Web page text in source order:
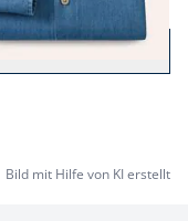
Weiter
Bild mit Hilfe von KI erstellt